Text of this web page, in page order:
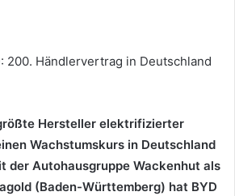
200. Händlervertrag in Deutschland
Hersteller elektrifizierter
Wachstumskurs in Deutschland
der Autohausgruppe Wackenhut als
(Baden-Württemberg) hat BYD